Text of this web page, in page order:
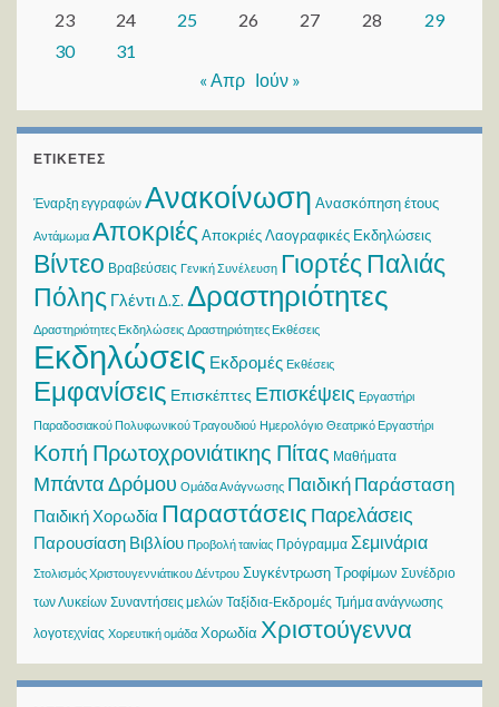
23
24 25 26 27 28
29
30
31
« Απρ Ιούν »
ΕΤΙΚΈΤΕΣ
Έναρξη εγγραφών Ανακοίνωση Ανασκόπηση έτους
Αντάμωμα Αποκριές Αποκριές Λαογραφικές Εκδηλώσεις
Βίντεο Βραβεύσεις Γενική Συνέλευση Γιορτές Παλιάς
Πόλης ΓλέντιΔ.Σ. Δραστηριότητες
Δραστηριότητες Εκδηλώσεις Δραστηριότητες Εκθέσεις
Εκδηλώσεις Εκδρομές Εκθέσεις
Εμφανίσεις Επισκέπτες Επισκέψεις Εργαστήρι
Παραδοσιακού Πολυφωνικού Τραγουδιού Ημερολόγιο Θεατρικό Εργαστήρι
Κοπή Πρωτοχρονιάτικης Πίτας Μαθήματα
Μπάντα Δρόμου Ομάδα Ανάγνωσης Παιδική Παράσταση
Παιδική Χορωδία Παραστάσεις Παρελάσεις
Παρουσίαση Βιβλίου Προβολή ταινίας Πρόγραμμα Σεμινάρια
Στολισμός Χριστουγεννιάτικου Δέντρου Συγκέντρωση Τροφίμων Συνέδριο
των Λυκείων Συναντήσεις μελών Ταξίδια-Εκδρομές Τμήμα ανάγνωσης
λογοτεχνίας Χορευτική ομάδα Χορωδία Χριστούγεννα